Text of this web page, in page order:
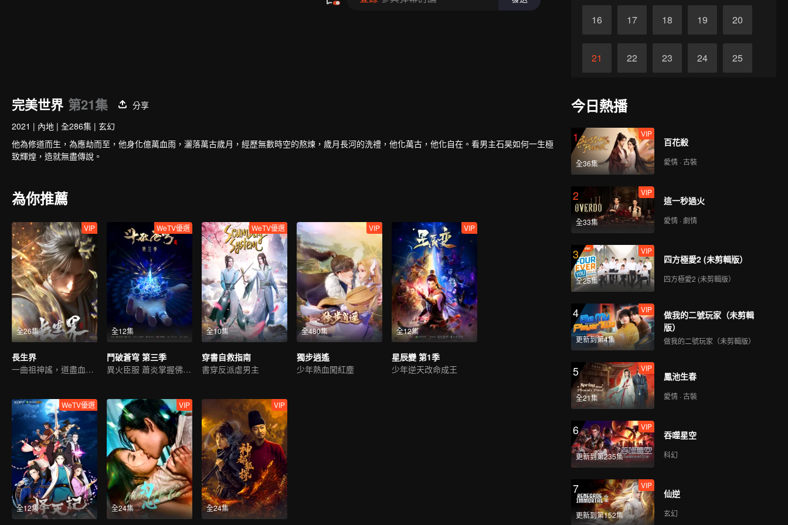
16 17 18 19 20
21 22 23 24 25
27
完美世界 第21集
分享
2021 | 內地 | 全286集 | 玄幻
他為修道而生，為應劫而至，他身化億萬血雨，灑落萬古歲月，經歷無數時空的熬煉，歲月長河的洗禮，他化萬古，他化自在。看男主石昊如何一生極
致輝煌，造就無盡傳說。
為你推薦
全26集
VIP
長生界
一曲祖神謠，道盡血與淚
全12集
WeTV優選
鬥破蒼穹 第三季
異火臣服 蕭炎掌握佛怒火連
全10集
WeTV優選
穿書自救指南
書穿反派虐男主
全480集
VIP
獨步逍遙
少年熱血闖紅塵
全12集
VIP
星辰變 第1季
少年逆天改命成王
全12集
WeTV優選
全24集
VIP
全24集
VIP
今日熱播
1
全36集
VIP
百花殺
愛情 · 古裝
2
全33集
VIP
這一秒過火
愛情 · 劇情
3
全25集
VIP
四方極愛2 (未剪輯版）
四方極愛2 (未剪輯版）
4
更新到第4集
VIP
做我的二號玩家（未剪輯
版）
做我的二號玩家（未剪輯版）
5
全21集
VIP
鳳池生春
愛情 · 古裝
6
更新到第235集
VIP
吞噬星空
科幻
7
更新到第152集
VIP
仙逆
玄幻